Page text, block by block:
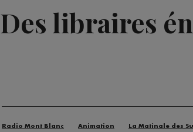
Des libraires
Radio Mont Blanc Animation La Matinale des